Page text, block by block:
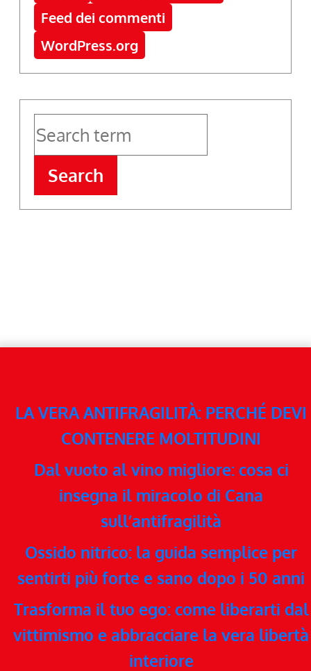
Feed dei commenti
WordPress.org
Search
LA VERA ANTIFRAGILITÀ: PERCHÉ DEVI
CONTENERE MOLTITUDINI
Dal vuoto al vino migliore: cosa ci
insegna il miracolo di Cana
sull’antifragilità
Ossido nitrico: la guida semplice per
sentirti più forte e sano dopo i 50 anni
Trasforma il tuo ego: come liberarti dal
vittimismo e abbracciare la vera libertà
interiore